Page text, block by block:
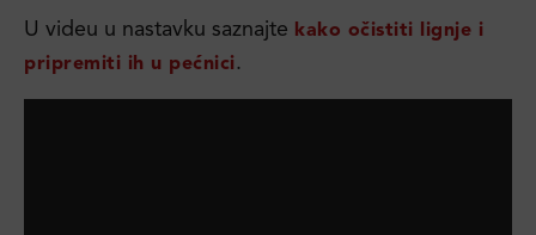
U videu u nastavku saznajte kako očistiti lignje i
pripremiti ih u pećnici.